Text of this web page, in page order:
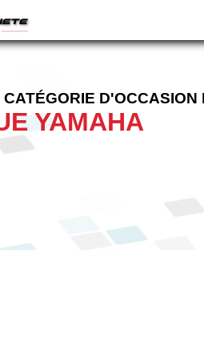
D'OCCASION
YAMAHA